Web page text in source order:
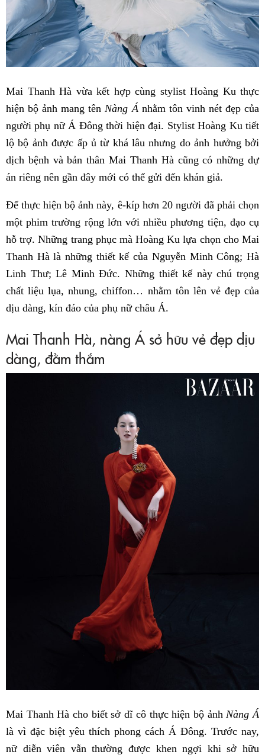
Mai Thanh Hà vừa kết hợp cùng stylist Hoàng Ku thực
hiện bộ ảnh mang tên Nàng Á nhằm tôn vinh nét đẹp của
người phụ nữ Á Đông thời hiện đại. Stylist Hoàng Ku tiết
lộ bộ ảnh được ấp ủ từ khá lâu nhưng do ảnh hưởng bởi
dịch bệnh và bản thân Mai Thanh Hà cũng có những dự
án riêng nên gần đây mới có thể gửi đến khán giả.
Để thực hiện bộ ảnh này, ê-kíp hơn 20 người đã phải chọn
một phim trường rộng lớn với nhiều phương tiện, đạo cụ
hỗ trợ. Những trang phục mà Hoàng Ku lựa chọn cho Mai
Thanh Hà là những thiết kế của Nguyễn Minh Công; Hà
Linh Thư; Lê Minh Đức. Những thiết kế này chú trọng
chất liệu lụa, nhung, chiffon… nhằm tôn lên vẻ đẹp của
dịu dàng, kín đáo của phụ nữ châu Á.
Mai Thanh Hà, nàng Á sở hữu vẻ đẹp dịu
dàng, đằm thắm
Mai Thanh Hà cho biết sở dĩ cô thực hiện bộ ảnh Nàng Á
là vì đặc biệt yêu thích phong cách Á Đông. Trước nay,
nữ diễn viên vẫn thường được khen ngợi khi sở hữu